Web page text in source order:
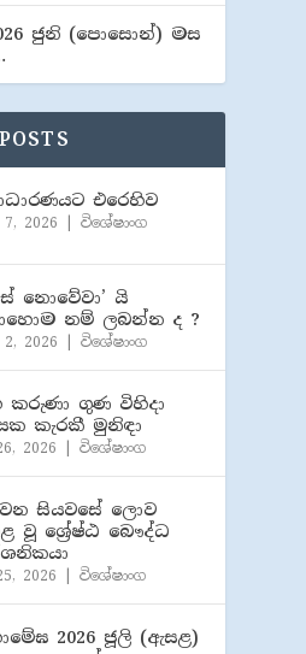
ජුනි (​පොසොන්) මස
එරෙහිව
7, 2026 |විශේෂාංග
නොවේවා’ යි
නම් ලබන්න ද ?
2, 2026 |විශේෂාංග
කරුණා ගුණ විහිදා
කැරකී මුනිඳා
2026 |විශේෂාංග
සියවසේ ලොව
වූ ශ්‍රේෂ්ඨ බෞද්ධ
2026 |විශේෂාංග
2026 ජූලි (​ඇසළ)